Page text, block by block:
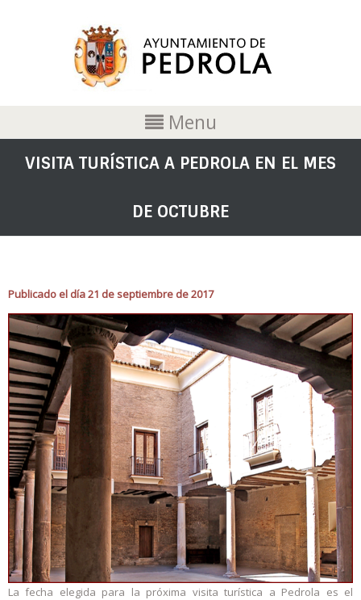
Menu
VISITA TURÍSTICA A PEDROLA EN EL MES
DE OCTUBRE
Publicado el día 21 de septiembre de 2017
La fecha elegida para la próxima visita turística a Pedrola es el